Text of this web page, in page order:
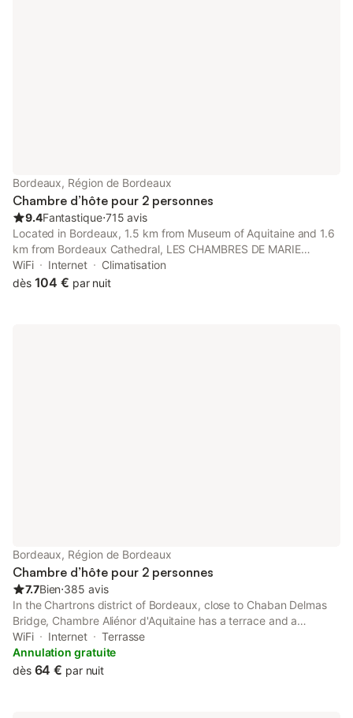
Bordeaux, Région de Bordeaux
Chambre d’hôte pour 2 personnes
9.4Fantastique⋅715 avis
Located in Bordeaux, 1.5 km from Museum of Aquitaine and 1.6
km from Bordeaux Cathedral, LES CHAMBRES DE MARIE
provides accommodation with free WiFi in a historic building.
The bed and breakfast, set in a building dating from 19th
WiFi Internet
Climatisation
dès 104 € par nuit
Bordeaux, Région de Bordeaux
Chambre d’hôte pour 2 personnes
7.7Bien⋅385 avis
In the Chartrons district of Bordeaux, close to Chaban Delmas
Bridge, Chambre Aliénor d'Aquitaine has a terrace and a
washing machine. It is set 1.5 km from La Cite du Vin and offers
a shared kitchen.
WiFi Internet
Terrasse
Annulation gratuite
dès 64 € par nuit